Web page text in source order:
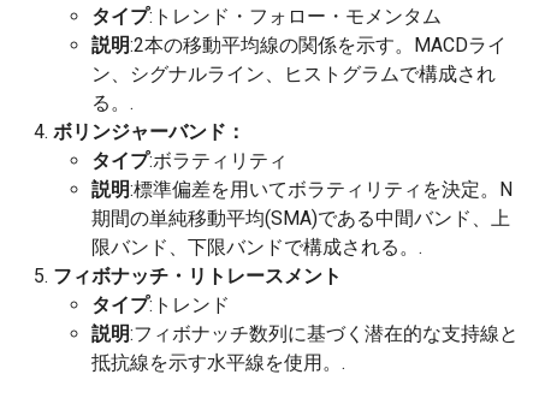
タイプ:トレンド・フォロー・モメンタム
説明:2本の移動平均線の関係を示す。MACDライ
ン、シグナルライン、ヒストグラムで構成され
る。.
ボリンジャーバンド：
タイプ:ボラティリティ
説明:標準偏差を用いてボラティリティを決定。N
期間の単純移動平均(SMA)である中間バンド、上
限バンド、下限バンドで構成される。.
フィボナッチ・リトレースメント
タイプ:トレンド
説明:フィボナッチ数列に基づく潜在的な支持線と
抵抗線を示す水平線を使用。.